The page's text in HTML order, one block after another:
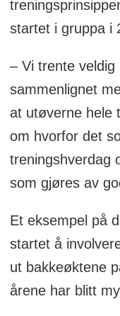
startet i gruppa i
– Vi trente veldig
sammenlignet
at utøverne hele
om hvorfor det
treningshverdag
som gjøres av
Et eksempel på
startet å
ut bakkeøktene
årene har blitt